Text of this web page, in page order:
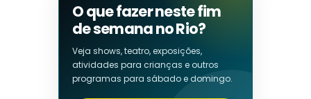
O que fazer neste fim
de semana no Rio?
Veja shows, teatro, exposições,
atividades para crianças e outros
programas para sábado e domingo.